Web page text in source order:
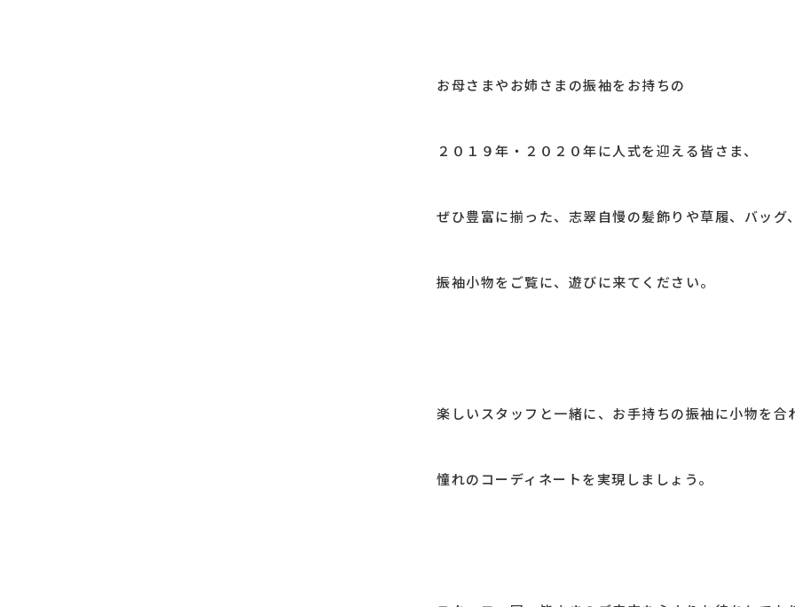
お母さまやお姉さまの振袖をお持ちの
２０１９年・２０２０年に人式を迎える皆さま、
ぜひ豊富に揃った、志翠自慢の髪飾りや草履、バッグ
振袖小物をご覧に、遊びに来てください。
楽しいスタッフと一緒に、お手持ちの振袖に小物を合
憧れのコーディネートを実現しましょう。